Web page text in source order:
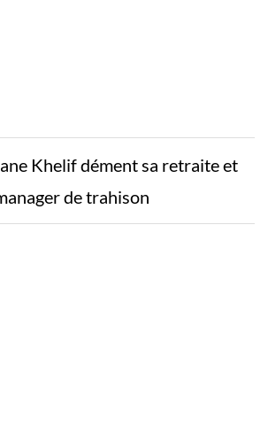
Khelif dément sa retraite et
de trahison